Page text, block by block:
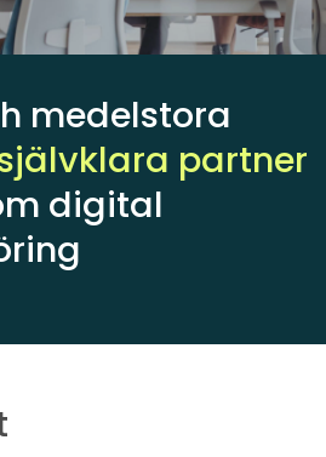
medelstora
partner
digital